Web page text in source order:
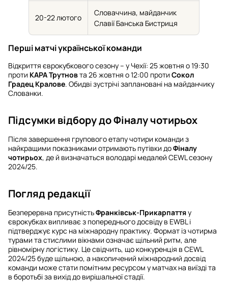
20-22 лютого
Словаччина, майданчик
Славії Банська Бистриця
Перші матчі української команди
Відкриття єврокубкового сезону – у Чехії: 25 жовтня о 19:30
проти КАРА Трутновта 26 жовтня о 12:00 проти Сокол
Градец Кралове. Обидві зустрічі заплановані на майданчику
Слованки.
Підсумки відбору до Фіналу чотирьох
Після завершення групового етапу чотири команди з
найкращими показниками отримають путівки доФіналу
чотирьох, де й визначаться володарі медалей CEWL сезону
2024/25.
Погляд редакції
Безперервна присутністьФранківськ-Прикарпаттяу
єврокубках випливає з попереднього досвіду в EWBL і
підтверджує курс на міжнародну практику. Формат із чотирма
турами та стислими вікнами означає щільний ритм, але
рівномірну логістику. Це свідчить, що конкуренція в CEWL
2024/25 буде щільною, а накопичений міжнародний досвід
команди може стати помітним ресурсом у матчах на виїзді та
в боротьбі за вихід до вирішальної стадії.